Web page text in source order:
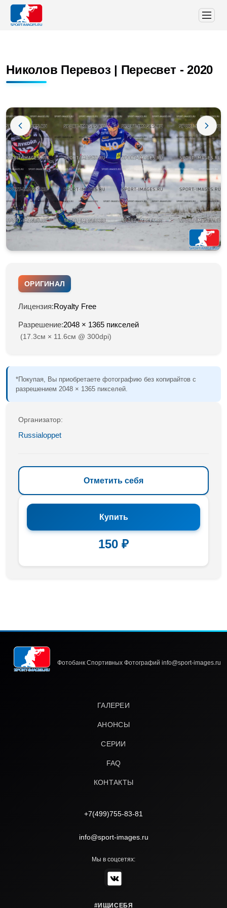
Николов Перевоз | Пересвет - 2020
ОРИГИНАЛ
Лицензия:Royalty Free
Разрешение:2048 × 1365 пикселей
(17.3см × 11.6см @ 300dpi)
*Покупая, Вы приобретаете фотографию без копирайтов с
разрешением 2048 × 1365 пикселей.
Организатор:
Russialoppet
Отметить себя
Купить
150 ₽
Фотобанк Спортивных Фотографий info@sport-images.ru
ГАЛЕРЕИ
АНОНСЫ
СЕРИИ
FAQ
КОНТАКТЫ
+7(499)755-83-81
info@sport-images.ru
Мы в соцсетях:
#ИЩИСЕБЯ